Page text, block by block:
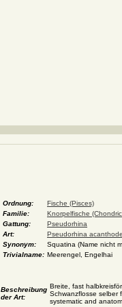
Ordnung:
Fische (Pisces)
Familie:
Knorpelfische
Gattung:
Pseudorhina
Art:
Pseudorhina
Synonym:
Squatina (Name nicht
Trivialname: Meerengel, Engelhai
Beschreibung
der Art:
Breite, fast
Schwanzflosse selber
systematic and